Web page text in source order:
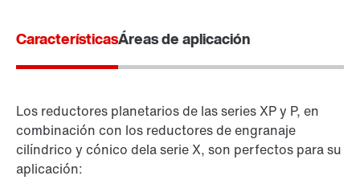
CaracterísticasÁreas de aplicación
Los reductores planetarios de las series XP y P, en
combinación con los reductores de engranaje
cilíndrico y cónico dela serie X, son perfectos para su
aplicación: